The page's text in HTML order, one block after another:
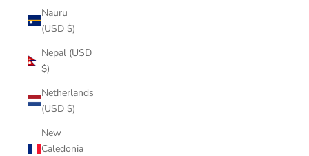
Nauru
(USD $)
Nepal (USD
$)
Netherlands
(USD $)
New
Caledonia